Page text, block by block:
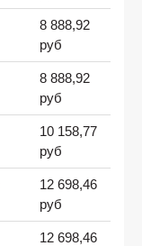
8 888,92
руб
8 888,92
руб
10 158,77
руб
12 698,46
руб
12 698,46